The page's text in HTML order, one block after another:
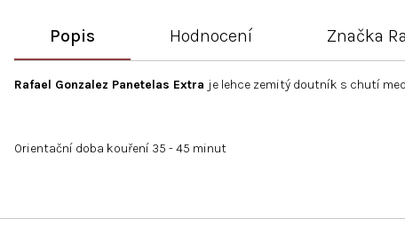
Popis Hodnocení Značka
Rafael Gonzalez Panetelas Extra je lehce zemitý doutník s chutí
Orientační doba kouření 35 - 45 minut